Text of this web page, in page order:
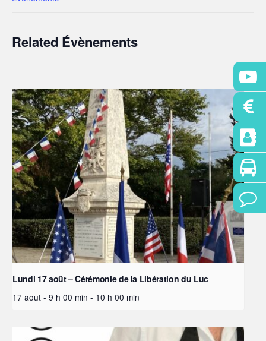
Related Évènements
Lundi 17 août – Cérémonie de la Libération du Luc
17 août - 9 h 00 min - 10 h 00 min